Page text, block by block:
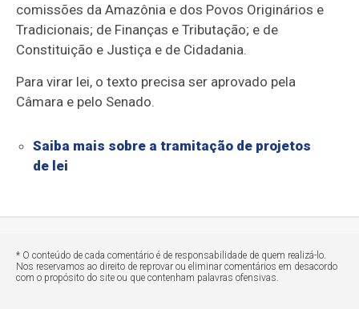
comissões da Amazônia e dos Povos Originários e
Tradicionais; de Finanças e Tributação; e de
Constituição e Justiça e de Cidadania.
Para virar lei, o texto precisa ser aprovado pela
Câmara e pelo Senado.
Saiba mais sobre a tramitação de projetos
de lei
* O conteúdo de cada comentário é de responsabilidade de quem realizá-lo.
Nos reservamos ao direito de reprovar ou eliminar comentários em desacordo
com o propósito do site ou que contenham palavras ofensivas.